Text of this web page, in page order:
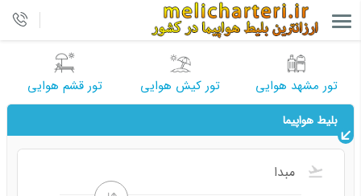
تور مشهد هوایی تور کیش هوایی تور قشم هوایی
بلیط هواپیما